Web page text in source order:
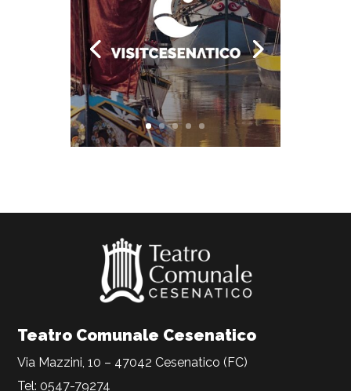
Teatro Comunale Cesenatico
Via Mazzini, 10 – 47042 Cesenatico (FC)
Tel: 0547-79274